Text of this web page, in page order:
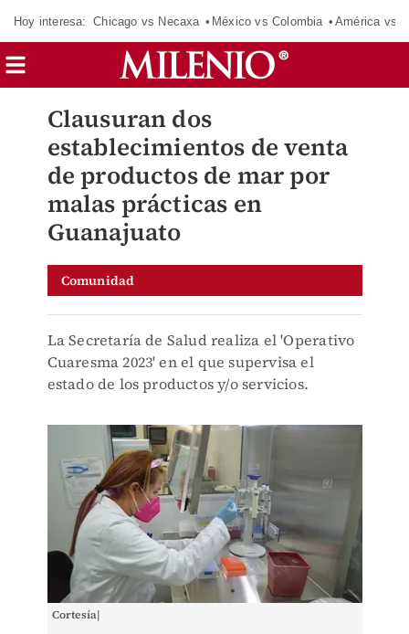
Hoy interesa: Chicago vs Necaxa México vs Colombia América vs
Clausuran dos
establecimientos de venta
de productos de mar por
malas prácticas en
Guanajuato
Comunidad
La Secretaría de Salud realiza el 'Operativo
Cuaresma 2023' en el que supervisa el
estado de los productos y/o servicios.
Cortesía|